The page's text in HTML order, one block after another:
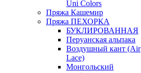
Uni Colors
Пряжа Кашемир
Пряжа ПЕХОРКА
БУКЛИРОВАННАЯ
Перуанская альпака
Воздушный кант (Air
Lace)
Монгольский